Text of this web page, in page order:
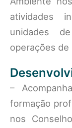
atividades
unidades
operações de
–
formação
nos